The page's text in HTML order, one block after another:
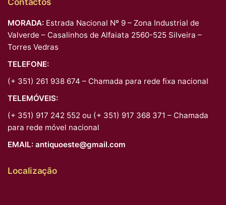
MORADA: Estrada Nacional Nº 9 – Zona Industrial de
Valverde – Casalinhos de Alfaiata 2560-525 Silveira –
Torres Vedras
TELEFONE:
(+ 351) 261 938 674 – Chamada para rede fixa nacional
TELEMÓVEIS:
(+ 351) 917 242 552 ou (+ 351) 917 368 371 – Chamada
para rede móvel nacional
EMAIL: antiquoeste@gmail.com
Localização